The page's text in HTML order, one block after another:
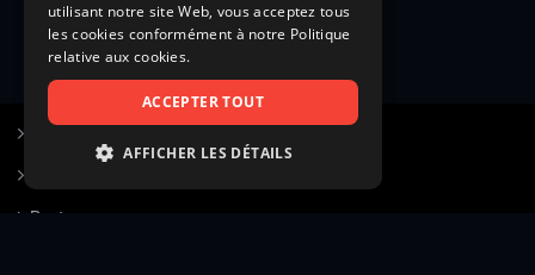
Poster une annonce
utilisant notre site Web, vous acceptez tous
les cookies conformément à notre Politique
relative aux cookies.
ACCEPTER TOUT
AFFICHER LES DÉTAILS